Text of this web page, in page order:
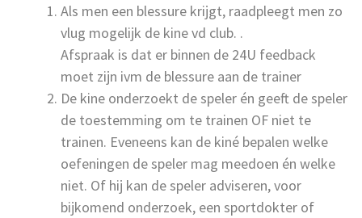
Als men een blessure krijgt, raadpleegt men zo
vlug mogelijk de kine vd club. .
Afspraak is dat er binnen de 24U feedback
moet zijn ivm de blessure aan de trainer
De kine onderzoekt de speler én geeft de speler
de toestemming om te trainen OF niet te
trainen. Eveneens kan de kiné bepalen welke
oefeningen de speler mag meedoen én welke
niet. Of hij kan de speler adviseren, voor
bijkomend onderzoek, een sportdokter of